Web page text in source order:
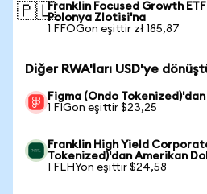
🇵🇱Franklin Focused Growth
Polonya Zlotisi'na
1 FFOGon eşittir zł 185,87
Diğer RWA'ları USD'ye
Figma (Ondo
1 FIGon eşittir $23,25
Franklin High Yield
Tokenized)'dan Amerikan
1 FLHYon eşittir $24,58